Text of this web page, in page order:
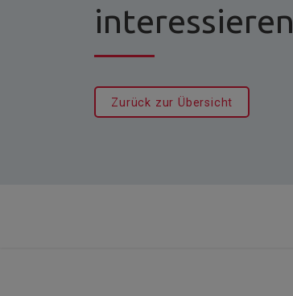
interessieren
Zurück zur Übersicht